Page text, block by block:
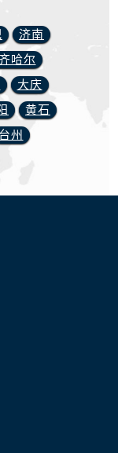
济南
哈尔
大庆
黄石
台州